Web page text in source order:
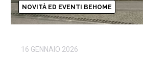
NOVITÀ ED EVENTI BEHOME
16 GENNAIO 2026